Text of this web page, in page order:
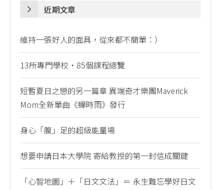
近期文章
維持一張好人的面具，從來都不簡單：）
13所專門學校・85個課程總覽
短暫夏日之戀的另一篇章 異端奇才樂團Maverick
Mom全新單曲《蟬時雨》發行
身心「腹」足的超級能量場
想要申請日本大學院 寄給教授的第一封信成關鍵
「心智地圖」＋「日文文法」＝ 永生難忘學好日文